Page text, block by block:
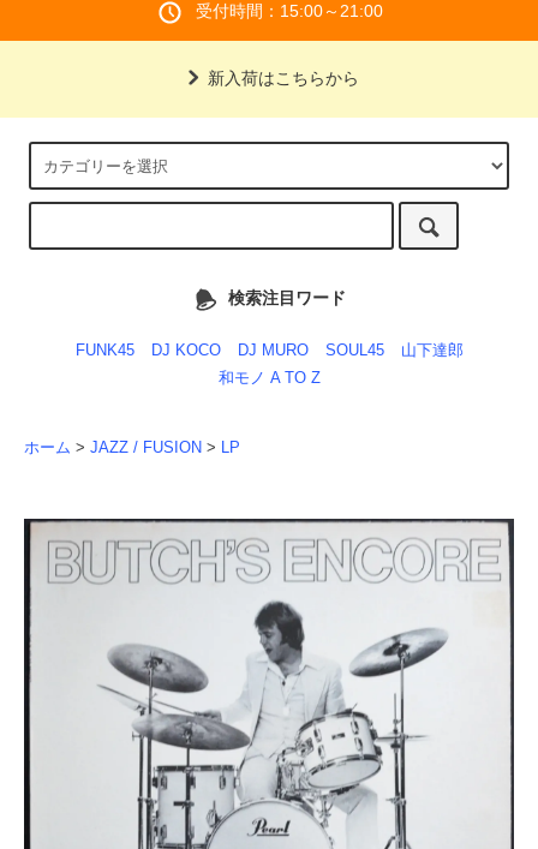
受付時間：15:00～21:00
新入荷はこちらから
検索注目ワード
FUNK45 DJ KOCO DJ MURO SOUL45
山下達郎
和モノ A TO Z
ホーム > JAZZ / FUSION > LP